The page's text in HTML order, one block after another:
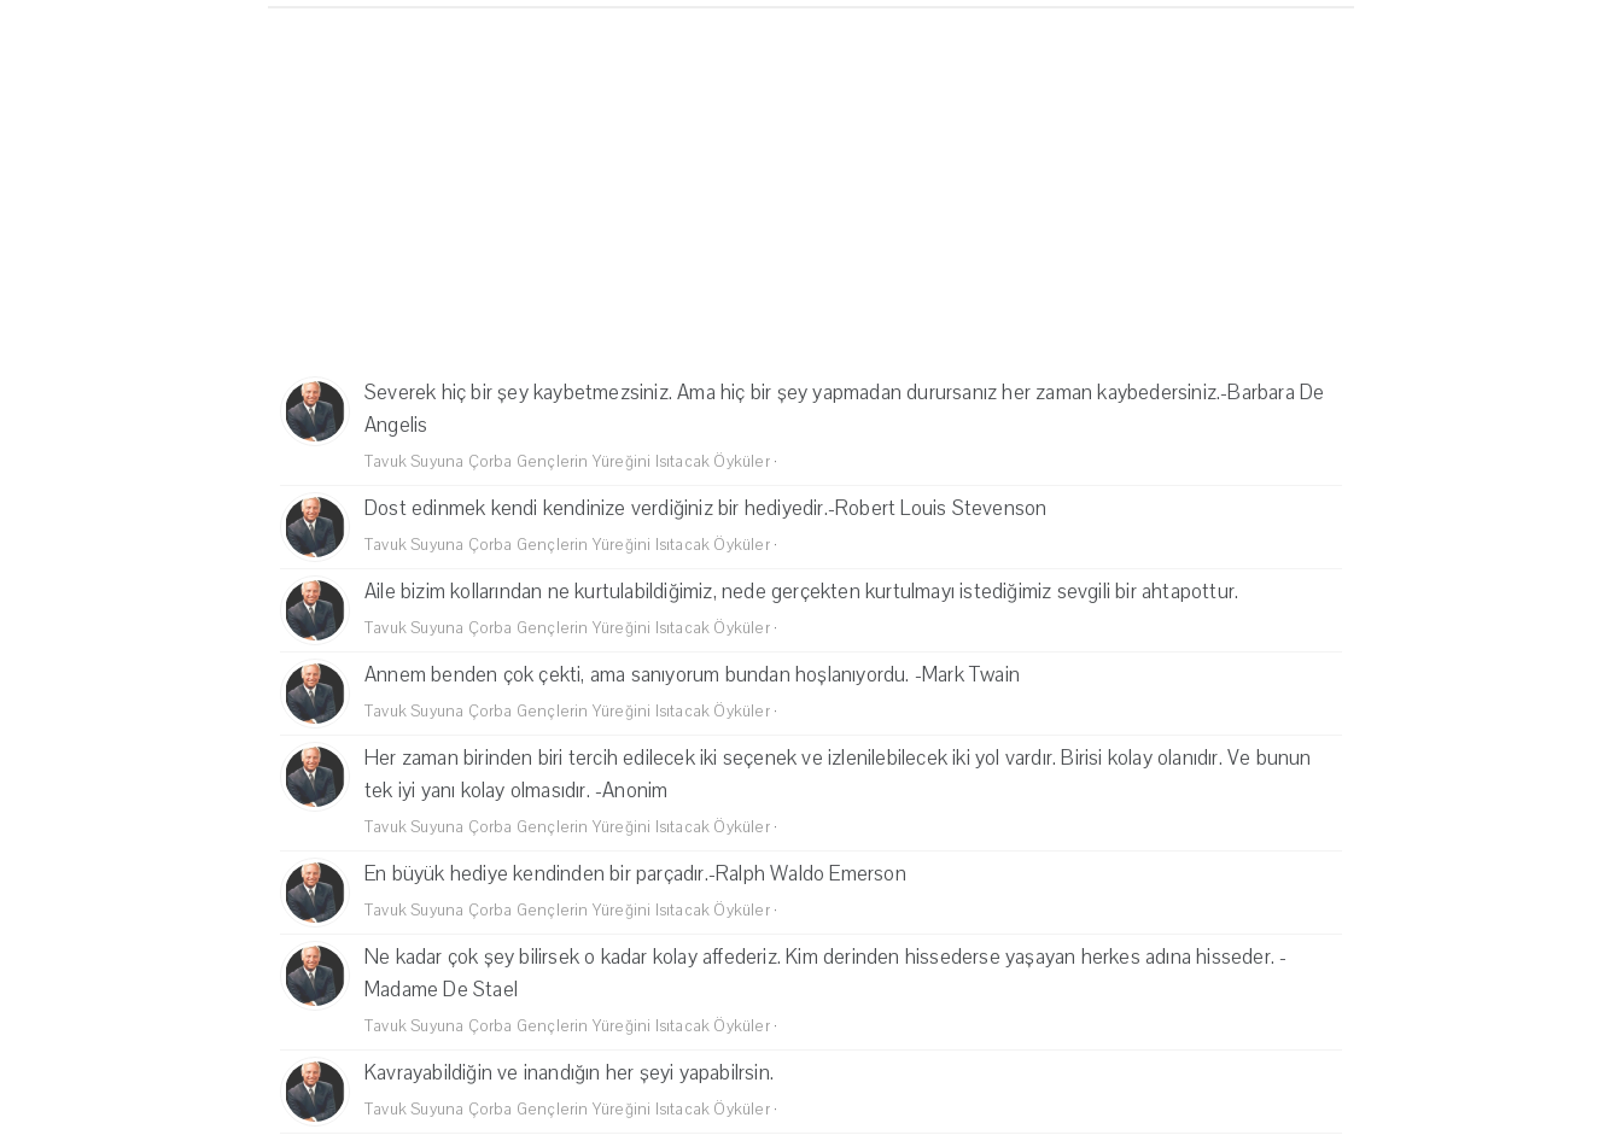
Severek hiç bir şey kaybetmezsiniz. Ama hiç bir şey yapmadan durursanız her zaman kaybedersiniz.-Barbara De
Angelis
Tavuk Suyuna Çorba Gençlerin Yüreğini Isıtacak Öyküler·
Dost edinmek kendi kendinize verdiğiniz bir hediyedir.-Robert Louis Stevenson
Tavuk Suyuna Çorba Gençlerin Yüreğini Isıtacak Öyküler·
Aile bizim kollarından ne kurtulabildiğimiz, nede gerçekten kurtulmayı istediğimiz sevgili bir ahtapottur.
Tavuk Suyuna Çorba Gençlerin Yüreğini Isıtacak Öyküler·
Annem benden çok çekti, ama sanıyorum bundan hoşlanıyordu. -Mark Twain
Tavuk Suyuna Çorba Gençlerin Yüreğini Isıtacak Öyküler·
Her zaman birinden biri tercih edilecek iki seçenek ve izlenilebilecek iki yol vardır. Birisi kolay olanıdır. Ve bunun
tek iyi yanı kolay olmasıdır. -Anonim
Tavuk Suyuna Çorba Gençlerin Yüreğini Isıtacak Öyküler·
En büyük hediye kendinden bir parçadır.-Ralph Waldo Emerson
Tavuk Suyuna Çorba Gençlerin Yüreğini Isıtacak Öyküler·
Ne kadar çok şey bilirsek o kadar kolay affederiz. Kim derinden hissederse yaşayan herkes adına hisseder. -
Madame De Stael
Tavuk Suyuna Çorba Gençlerin Yüreğini Isıtacak Öyküler·
Kavrayabildiğin ve inandığın her şeyi yapabilrsin.
Tavuk Suyuna Çorba Gençlerin Yüreğini Isıtacak Öyküler·